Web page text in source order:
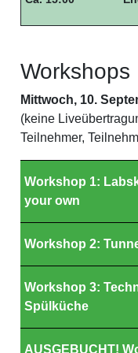
Workshops
Mittwoch, 10.
(keine
Teilnehmer,
Workshop 1:
your own
Leitung: Dr.
Teilnehmerzahl: 15
Workshopgebühr:
Workshop 2:
Leitung: Michele
Teilnehmerzahl: 12
Workshopgebühr:
Workshop 3:
Spülküche
AUSGEBUCHT!